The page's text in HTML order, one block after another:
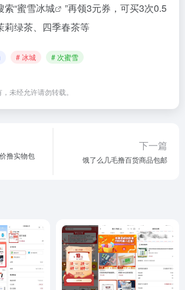
索“蜜雪冰城
”再领3元券，可买3次0.5
莉绿茶、四季春茶等
# 冰城 # 次蜜雪
未经允许请勿转载。
撸实物包
下一篇
饿了么几毛撸百货商品包邮